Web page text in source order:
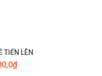
TIẾN LÊN
₫